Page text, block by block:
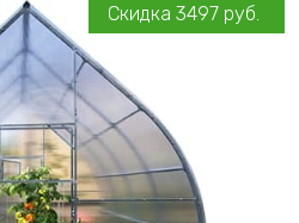
Скидка 3497 руб.